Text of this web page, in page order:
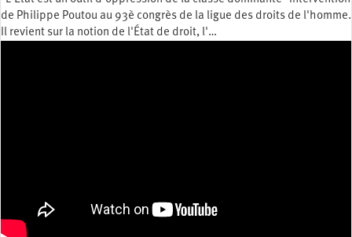
de Philippe Poutou au 93è congrès de la ligue des droits de l'homme.
Il revient sur la notion de l'État de droit, l'…